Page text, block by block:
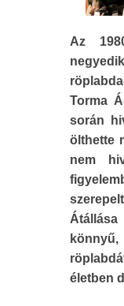
Az
Torma
során
ölthette
nem
életben